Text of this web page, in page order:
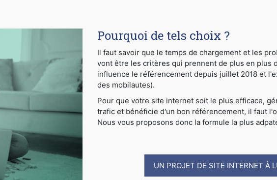
Pourquoi de tels choix ?
Il faut savoir que le temps de chargement et les
vont être les critères qui prennent de plus en plus
influence le référencement depuis juillet 2018 et
des mobilautes).
Pour que votre site internet soit le plus efficace,
trafic et bénéficie d'un bon référencement, il faut
Nous vous proposons donc la formule la plus
UN PROJET DE SITE INTERNET À